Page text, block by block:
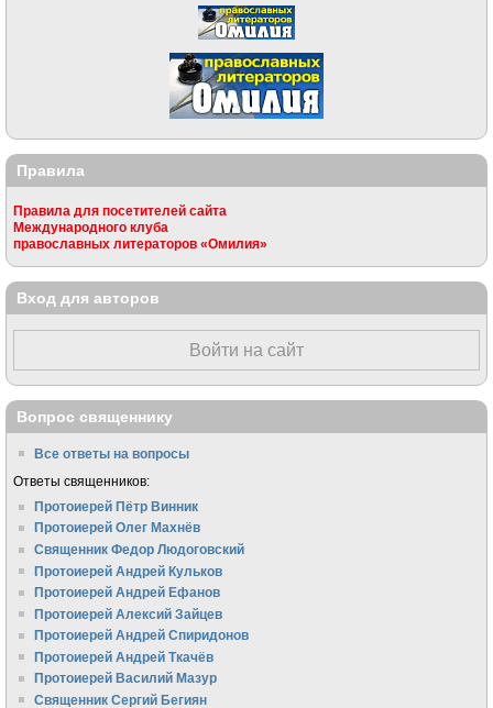
Правила
Правила для посетителей сайта
Международного клуба
православных литераторов «Омилия»
Вход для авторов
Войти на сайт
Вопрос священнику
Все ответы на вопросы
Ответы священников:
Протоиерей Пётр Винник
Протоиерей Олег Махнёв
Священник Федор Людоговский
Протоиерей Андрей Кульков
Протоиерей Андрей Ефанов
Протоиерей Алексий Зайцев
Протоиерей Андрей Спиридонов
Протоиерей Андрей Ткачёв
Протоиерей Василий Мазур
Священник Сергий Бегиян